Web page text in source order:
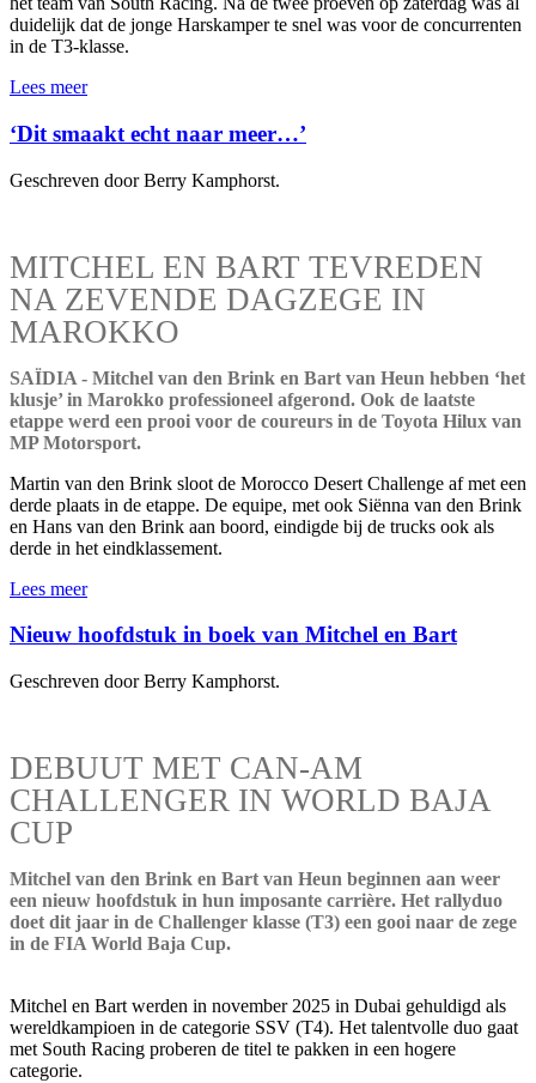
duidelijk dat de jonge Harskamper te snel was voor de concurrenten
in de T3-klasse.
Lees meer
‘Dit smaakt echt naar meer…’
Geschreven door Berry Kamphorst.
MITCHEL EN BART TEVREDEN
NA ZEVENDE DAGZEGE IN
MAROKKO
SAÏDIA - Mitchel van den Brink en Bart van Heun hebben ‘het
klusje’ in Marokko professioneel afgerond. Ook de laatste
etappe werd een prooi voor de coureurs in de Toyota Hilux van
MP Motorsport.
Martin van den Brink sloot de Morocco Desert Challenge af met een
derde plaats in de etappe. De equipe, met ook Siënna van den Brink
en Hans van den Brink aan boord, eindigde bij de trucks ook als
derde in het eindklassement.
Lees meer
Nieuw hoofdstuk in boek van Mitchel en Bart
Geschreven door Berry Kamphorst.
DEBUUT MET CAN-AM
CHALLENGER IN WORLD BAJA
CUP
Mitchel van den Brink en Bart van Heun beginnen aan weer
een nieuw hoofdstuk in hun imposante carrière. Het rallyduo
doet dit jaar in de Challenger klasse (T3) een gooi naar de zege
in de FIA World Baja Cup.
Mitchel en Bart werden in november 2025 in Dubai gehuldigd als
wereldkampioen in de categorie SSV (T4). Het talentvolle duo gaat
met South Racing proberen de titel te pakken in een hogere
categorie.